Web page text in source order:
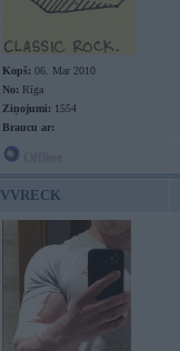
Kopš: 06. Mar 2010
No: Rīga
Ziņojumi: 1554
Braucu ar:
VVRECK